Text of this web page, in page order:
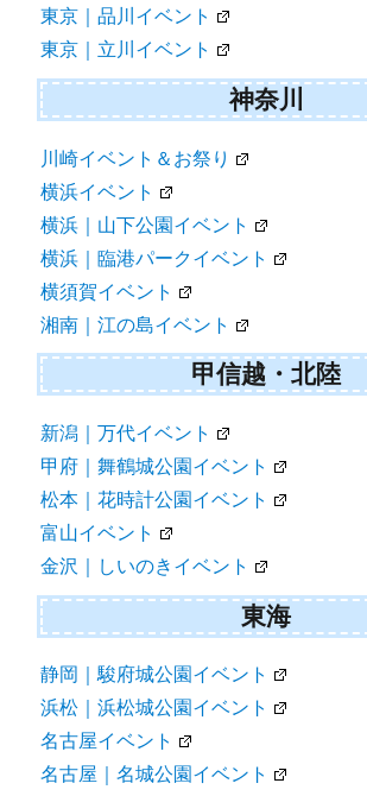
東京｜品川イベント
東京｜立川イベント
神奈川
川崎イベント＆お祭り
横浜イベント
横浜｜山下公園イベント
横浜｜臨港パークイベント
横須賀イベント
湘南｜江の島イベント
甲信越・北陸
新潟｜万代イベント
甲府｜舞鶴城公園イベント
松本｜花時計公園イベント
富山イベント
金沢｜しいのきイベント
東海
静岡｜駿府城公園イベント
浜松｜浜松城公園イベント
名古屋イベント
名古屋｜名城公園イベント